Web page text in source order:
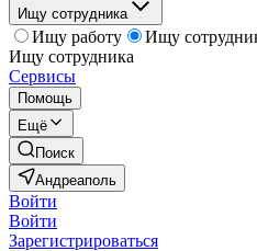
Ищу сотрудника
Ищу работу
Ищу
Ищу сотрудника
Сервисы
Помощь
Ещё
Поиск
Андреаполь
Войти
Войти
Зарегистрироваться